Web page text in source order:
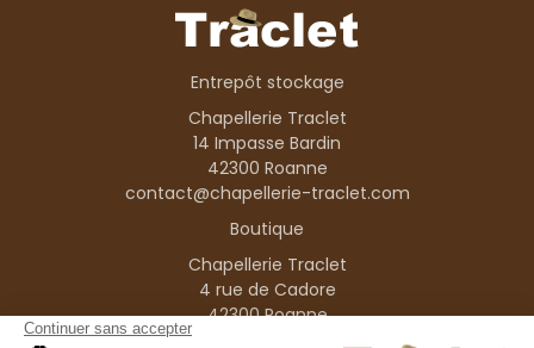
Entrepôt stockage
Chapellerie Traclet
14 Impasse Bardin
42300 Roanne
contact@chapellerie-traclet.com
Boutique
Chapellerie Traclet
4 rue de Cadore
42300 Roanne